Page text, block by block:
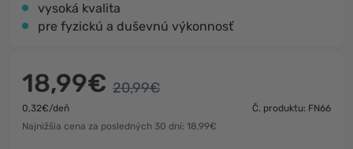
vysoká kvalita
pre fyzickú a duševnú výkonnosť
18,99€ 20,99€
0,32€/deň
Č. produktu: FN66
Najnižšia cena za posledných 30 dní: 18,99€